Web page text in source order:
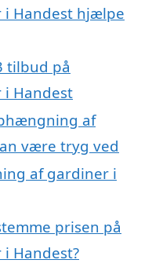
Handest hjælpe
tilbud på
Handest
af
være tryg ved
af gardiner i
prisen på
Handest?